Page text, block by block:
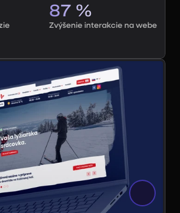
87 %
Zvýšenie interakcie na webe